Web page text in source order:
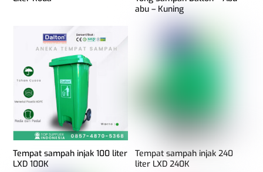
abu – Kuning
Tempat sampah injak 100 liter
LXD 100K
Tempat sampah injak 240
liter LXD 240K